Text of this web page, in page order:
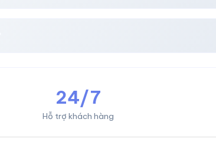
24/7
Hỗ trợ khách hàng